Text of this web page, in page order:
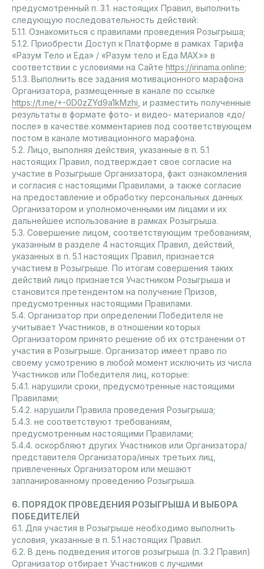
предусмотренный п. 3.1. настоящих Правил, выполнить
следующую последовательность действий:
5.1.1. Ознакомиться с правилами проведения Розыгрыша;
5.1.2. Приобрести Доступ к Платформе в рамках Тарифа
«Разум Тело и Еда» / «Разум тело и Еда МАХ»» в
соответствии с условиями на Сайте https://irinama.online;
5.1.3. Выполнить все задания мотивационного марафона
Организатора, размещенные в канале по ссылке
https://t.me/+-0D0zZYd9a1kMzhi , и разместить полученные
результаты в формате фото- и видео- материалов «до/
после» в качестве комментариев под соответствующем
постом в канале мотивационного марафона.
5.2. Лицо, выполняя действия, указанные в п. 5.1
настоящих Правил, подтверждает свое согласие на
участие в Розыгрыше Организатора, факт ознакомления
и согласия с настоящими Правилами, а также согласие
на предоставление и обработку персональных данных
Организатором и уполномоченными им лицами и их
дальнейшее использование в рамках Розыгрыша.
5.3. Совершение лицом, соответствующим требованиям,
указанным в разделе 4 настоящих Правил, действий,
указанных в п. 5.1 настоящих Правил, признается
участием в Розыгрыше. По итогам совершения таких
действий лицо признается Участником Розыгрыша и
становится претендентом на получение Призов,
предусмотренных настоящими Правилами.
5.4. Организатор при определении Победителя не
учитывает Участников, в отношении которых
Организатором принято решение об их отстранении от
участия в Розыгрыше. Организатор имеет право по
своему усмотрению в любой момент исключить из числа
Участников или Победителя лиц, которые:
5.4.1. нарушили сроки, предусмотренные настоящими
Правилами;
5.4.2. нарушили Правила проведения Розыгрыша;
5.4.3. не соответствуют требованиям,
предусмотренным настоящими Правилами;
5.4.4. оскорбляют других Участников или Организатора/
представителя Организатора/иных третьих лиц,
привлеченных Организатором или мешают
запланированному проведению Розыгрыша.
6. ПОРЯДОК ПРОВЕДЕНИЯ РОЗЫГРЫША И ВЫБОРА
ПОБЕДИТЕЛЕЙ
6.1. Для участия в Розыгрыше необходимо выполнить
условия, указанные в п. 5.1 настоящих Правил.
6.2. В день подведения итогов розыгрыша (п. 3.2 Правил)
Организатор отбирает Участников с лучшими